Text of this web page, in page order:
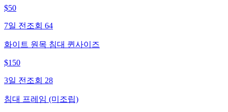
$50
7일 전 조회 64
화이트 원목 침대 퀸사이즈
$150
3일 전 조회 28
침대 프레임 (미조립)